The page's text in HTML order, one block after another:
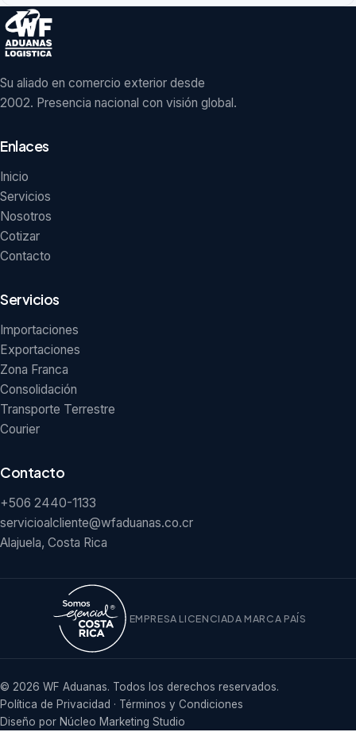
Su aliado en comercio exterior desde
2002. Presencia nacional con visión global.
Enlaces
Inicio
Servicios
Nosotros
Cotizar
Contacto
Servicios
Importaciones
Exportaciones
Zona Franca
Consolidación
Transporte Terrestre
Courier
Contacto
+506 2440-1133
servicioalcliente@wfaduanas.co.cr
Alajuela, Costa Rica
EMPRESA LICENCIADA MARCA PAÍS
© 2026 WF Aduanas. Todos los derechos reservados.
Política de Privacidad · Términos y Condiciones
Diseño por Núcleo Marketing Studio